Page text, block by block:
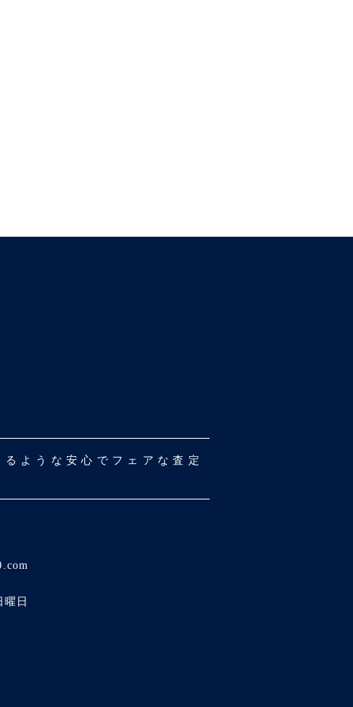
ような安心でフェアな査定
日